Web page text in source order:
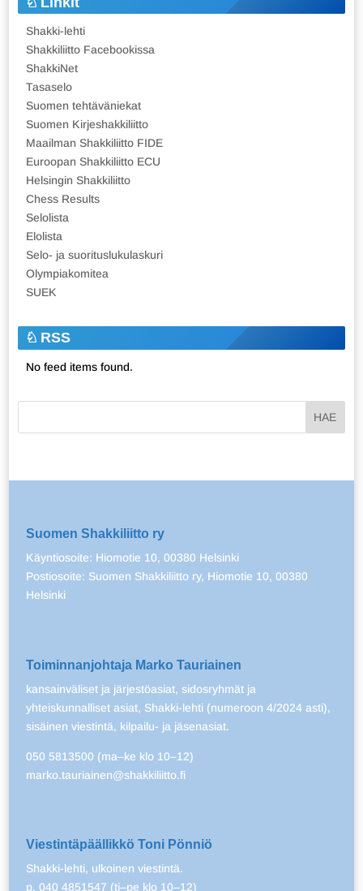
Shakki-lehti
Shakkiliitto Facebookissa
ShakkiNet
Tasaselo
Suomen tehtäväniekat
Suomen Kirjeshakkiliitto
Maailman Shakkiliitto FIDE
Euroopan Shakkiliitto ECU
Helsingin Shakkiliitto
Chess Results
Selolista
Elolista
Selo- ja suorituslukulaskuri
Olympiakomitea
SUEK
RSS
No feed items found.
Suomen Shakkiliitto ry
Käyntiosoite: Hiomotie 10, 00380 Helsinki
Postiosoite: Suomen Shakkiliitto ry, Hiomotie 10, 00380
Helsinki
Toiminnanjohtaja Marko Tauriainen
kansainväliset ja järjestöasiat, sidosryhmät ja
yhteiskunnalliset asiat, Shakki-lehti (numeroon 4/2024 asti),
sisäinen viestintä, kilpailu- ja jäsenasiat.
050 5813500 (ma–ke klo 10–12)
marko.tauriainen@shakkiliitto.fi
Viestintäpäällikkö Toni Pönniö
Shakki-lehti, ulkoinen viestintä.
p. 040 4851547 (ti–pe klo 10–12)